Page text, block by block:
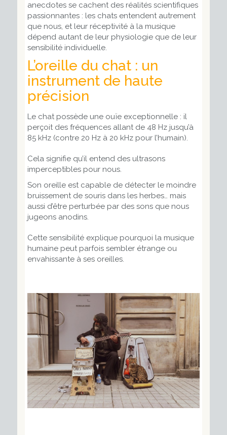
anecdotes se cachent des réalités scientifiques
passionnantes : les chats entendent autrement
que nous, et leur réceptivité à la musique
dépend autant de leur physiologie que de leur
sensibilité individuelle.
L’oreille du chat : un
instrument de haute
précision
Le chat possède une ouïe exceptionnelle : il
perçoit des fréquences allant de 48 Hz jusqu’à
85 kHz (contre 20 Hz à 20 kHz pour l’humain).
Cela signifie qu’il entend des ultrasons
imperceptibles pour nous.
Son oreille est capable de détecter le moindre
bruissement de souris dans les herbes… mais
aussi d’être perturbée par des sons que nous
jugeons anodins.
Cette sensibilité explique pourquoi la musique
humaine peut parfois sembler étrange ou
envahissante à ses oreilles.